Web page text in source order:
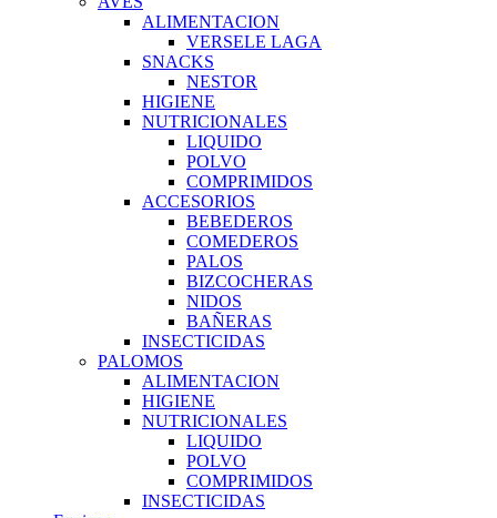
ALIMENTACION
VERSELE LAGA
SNACKS
NESTOR
HIGIENE
NUTRICIONALES
LIQUIDO
POLVO
COMPRIMIDOS
ACCESORIOS
BEBEDEROS
COMEDEROS
PALOS
BIZCOCHERAS
NIDOS
BAÑERAS
INSECTICIDAS
PALOMOS
ALIMENTACION
HIGIENE
NUTRICIONALES
LIQUIDO
POLVO
COMPRIMIDOS
INSECTICIDAS